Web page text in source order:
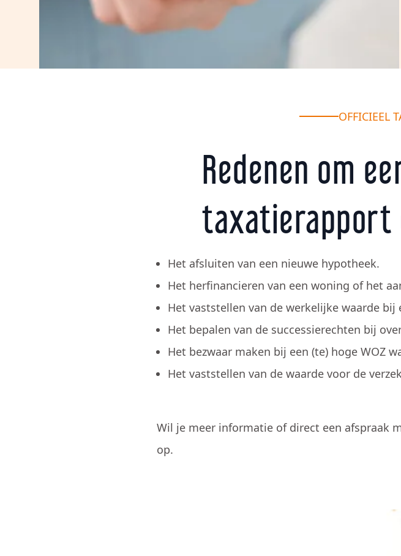
OFFICIEEL
Redenen om
taxatierapport
Het afsluiten van een nieuwe hypotheek.
Het herfinancieren van een woning of het
Het vaststellen van de werkelijke waarde bij
Het bepalen van de successierechten bij
Het bezwaar maken bij een (te) hoge WOZ
Het vaststellen van de waarde voor de
Wil je meer informatie of direct een afspraak
op.